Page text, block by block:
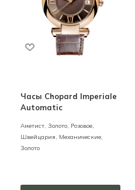
Часы Chopard Imperiale
Automatic
Аметист, Золото, Розовое,
Швейцария, Механические,
Золото